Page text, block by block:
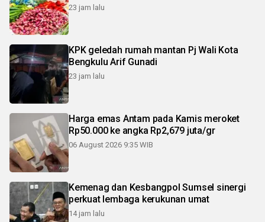
23 jam lalu
KPK geledah rumah mantan Pj Wali Kota
Bengkulu Arif Gunadi
23 jam lalu
Harga emas Antam pada Kamis meroket
Rp50.000 ke angka Rp2,679 juta/gr
06 August 2026 9:35 WIB
Kemenag dan Kesbangpol Sumsel sinergi
perkuat lembaga kerukunan umat
14 jam lalu